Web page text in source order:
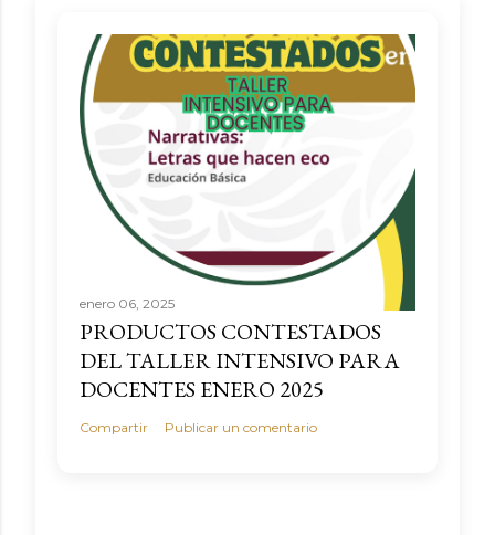
enero 06, 2025
PRODUCTOS CONTESTADOS
DEL TALLER INTENSIVO PARA
DOCENTES ENERO 2025
Compartir Publicar un comentario